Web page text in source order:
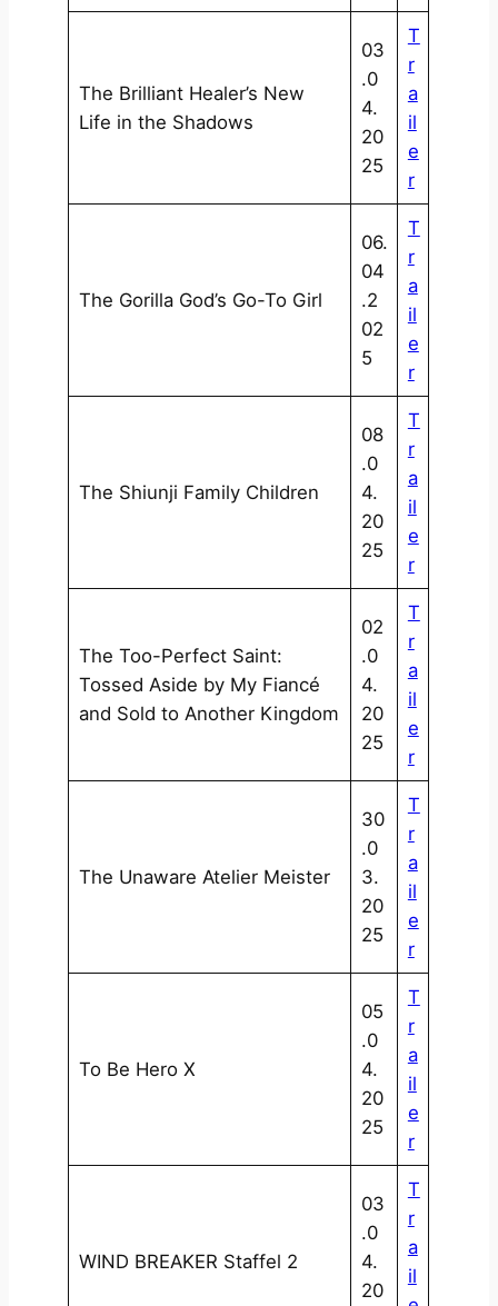
The Brilliant Healer’s New
Life in the Shadows
03
.0
4.
20
25
T
r
a
il
e
r
The Gorilla God’s Go-To Girl
06.
04
.2
02
5
T
r
a
il
e
r
The Shiunji Family Children
08
.0
4.
20
25
T
r
a
il
e
r
The Too-Perfect Saint:
Tossed Aside by My Fiancé
and Sold to Another Kingdom
02
.0
4.
20
25
T
r
a
il
e
r
The Unaware Atelier Meister
30
.0
3.
20
25
T
r
a
il
e
r
To Be Hero X
05
.0
4.
20
25
T
r
a
il
e
r
WIND BREAKER Staffel 2
03
.0
4.
20
T
r
a
il